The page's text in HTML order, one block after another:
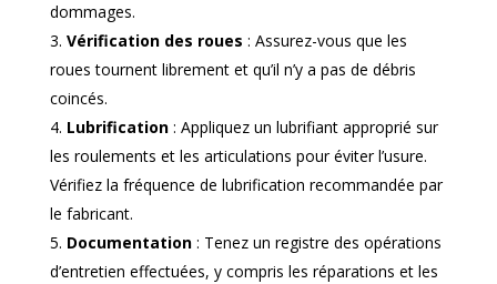
dommages.
Vérification des roues : Assurez-vous que les
roues tournent librement et qu’il n’y a pas de débris
coincés.
Lubrification: Appliquez un lubrifiant approprié sur
les roulements et les articulations pour éviter l’usure.
Vérifiez la fréquence de lubrification recommandée par
le fabricant.
Documentation: Tenez un registre des opérations
d’entretien effectuées, y compris les réparations et les